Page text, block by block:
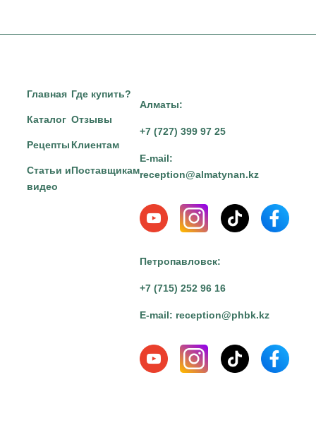
Главная
Каталог
Рецепты
Статьи и
видео
Где купить?
Отзывы
Клиентам
Поставщикам
Алматы:
+7 (727) 399 97 25
E-mail:
reception@almatynan.kz
Петропавловск:
+7 (715) 252 96 16
E-mail: reception@phbk.kz